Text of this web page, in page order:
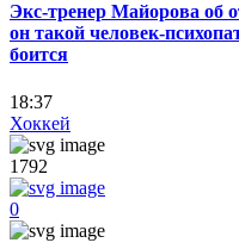
Экс-тренер Майорова об
он такой человек-
боится
18:37
Хоккей
1792
0